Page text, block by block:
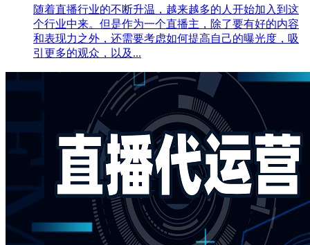
随着直播行业的不断升温，越来越多的人开始加入到这
个行业中来。但是作为一个直播主，除了要有好的内容
和表现力之外，还需要考虑如何提高自己的曝光度，吸
引更多的观众，以及...